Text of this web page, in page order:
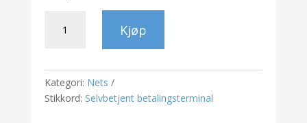
Self/2000
Kjøp
Kategori: Nets
Stikkord: Selvbetjent betalingsterminal